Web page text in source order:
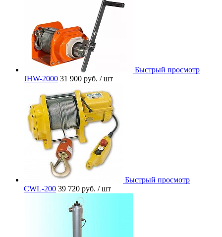
Быстрый просмотр
JHW-2000 31 900 руб. / шт
Быстрый просмотр
CWL-200 39 720 руб. / шт